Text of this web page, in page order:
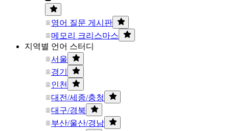
영어 질문 게시판
메모리 크리스마스
지역별 언어 스터디
서울
경기
인천
대전/세종/충청
대구/경북
부산/울산/경남